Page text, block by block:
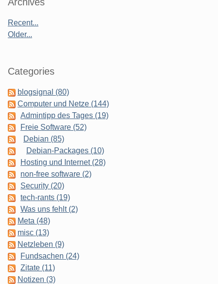
Recent...
Older...
Categories
blogsignal (80)
Computer und Netze (144)
Admintipp des Tages (19)
Freie Software (52)
Debian (85)
Debian-Packages (10)
Hosting und Internet (28)
non-free software (2)
Security (20)
tech-rants (19)
Was uns fehlt (2)
Meta (48)
misc (13)
Netzleben (9)
Fundsachen (24)
Zitate (11)
Notizen (3)